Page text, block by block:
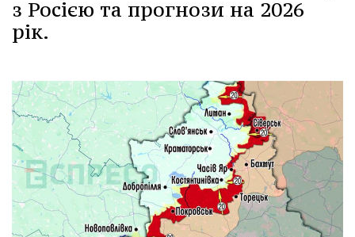
з Росією та прогнози на 2026
рік.